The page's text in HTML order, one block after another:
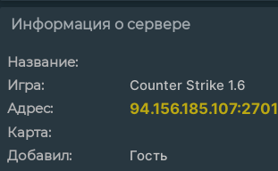
Информация о сервере
Название:
Игра:
Counter Strike 1.6
Адрес:
Карта:
Добавил:
Гость